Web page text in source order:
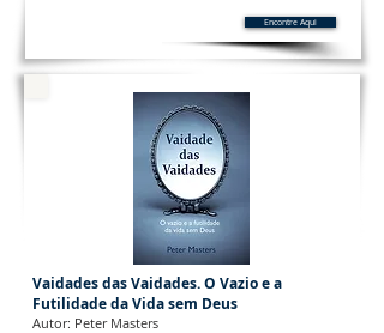
Encontre Aqui
Vaidades das Vaidades. O Vazio e a
Futilidade da Vida sem Deus
Autor: Peter Masters